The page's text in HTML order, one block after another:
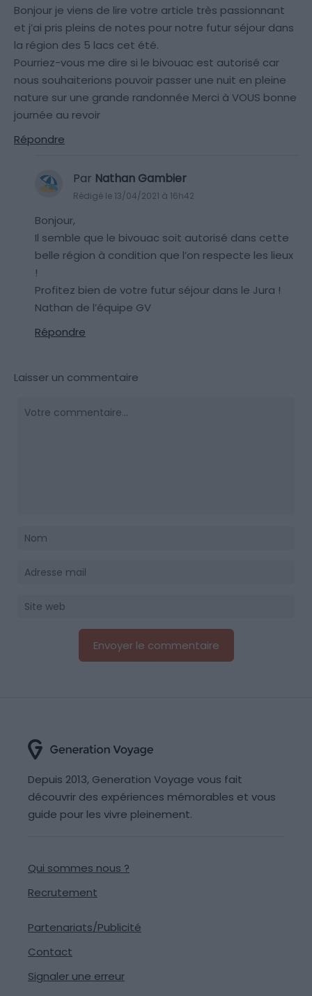
Bonjour je viens de lire votre article très passionnant
et j’ai pris pleins de notes pour notre futur séjour dans
la région des 5 lacs cet été.
Pourriez-vous me dire si le bivouac est autorisé car
nous souhaiterions pouvoir passer une nuit en pleine
nature sur une grande randonnée Merci à VOUS bonne
journée au revoir
Répondre
Par Nathan Gambier
Rédigé le 13/04/2021 à 16h42
Bonjour,
Il semble que le bivouac soit autorisé dans cette
belle région à condition que l’on respecte les lieux
!
Profitez bien de votre futur séjour dans le Jura !
Nathan de l’équipe GV
Répondre
Laisser un commentaire
Depuis 2013, Generation Voyage vous fait
découvrir des expériences mémorables et vous
guide pour les vivre pleinement.
Qui sommes nous ?
Recrutement
Partenariats/Publicité
Contact
Signaler une erreur